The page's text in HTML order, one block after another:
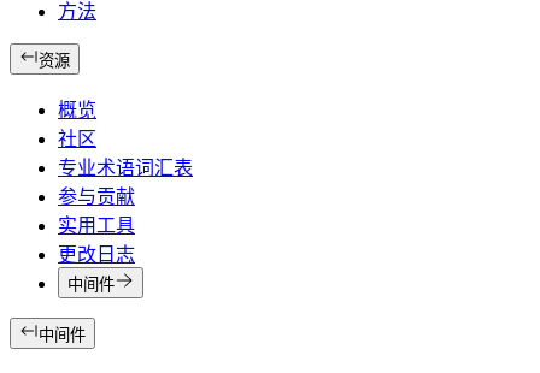
方法
资源
概览
社区
专业术语词汇表
参与贡献
实用工具
更改日志
中间件
中间件